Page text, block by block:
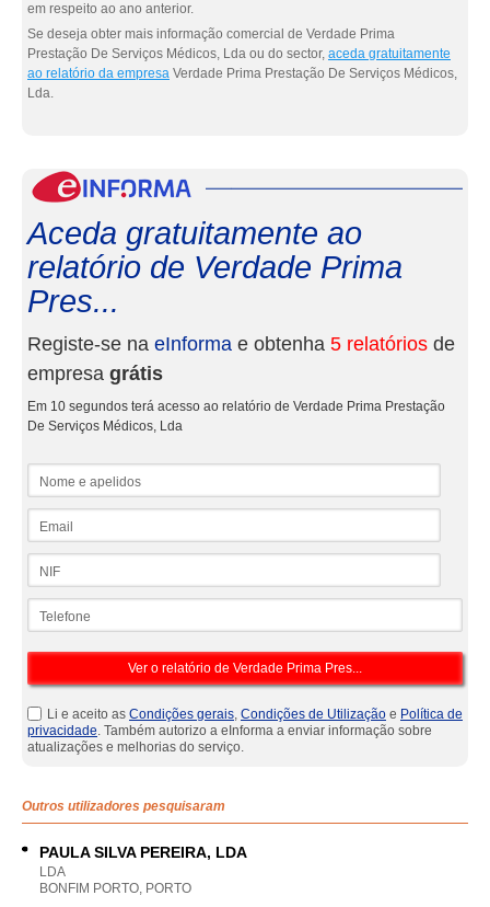
em respeito ao ano anterior.
Se deseja obter mais informação comercial de Verdade Prima
Prestação De Serviços Médicos, Lda ou do sector, aceda gratuitamente
ao relatório da empresa Verdade Prima Prestação De Serviços Médicos,
Lda.
Aceda gratuitamente ao
relatório de Verdade Prima
Pres...
Registe-se na eInforma e obtenha 5 relatórios de
empresa grátis
Em 10 segundos terá acesso ao relatório de Verdade Prima Prestação
De Serviços Médicos, Lda
Li e aceito as Condições gerais, Condições de Utilização e Política de
privacidade. Também autorizo a eInforma a enviar informação sobre
atualizações e melhorias do serviço.
Outros utilizadores pesquisaram
PAULA SILVA PEREIRA, LDA
LDA
BONFIM PORTO, PORTO